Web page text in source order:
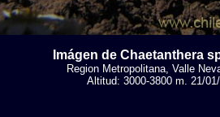
Imágen de Chaetanthera
Region Metropolitana, Valle
Altitud: 3000-3800 m. 21/